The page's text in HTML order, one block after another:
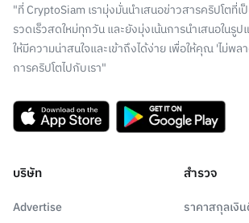
"ที่ CryptoSiam เรามุ่งมั่นนำเสนอข่าวสารคริปโตที่เ
รวดเร็วสดใหม่ทุกวัน และยังมุ่งเน้นการนำเสนอในรูป
ให้มีความน่าสนใจและเข้าถึงได้ง่าย เพื่อให้คุณ 'ไม่พล
การคริปโตไปกับเรา"
บริษัท
Advertise
สำรวจ
ราคาสกุลเงิ